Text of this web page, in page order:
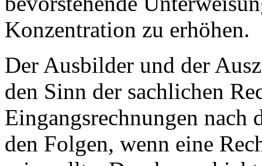
Konzentration zu erhöhen.
Der Ausbilder und der
den Sinn der sachlichen
Eingangsrechnungen nach
den Folgen, wenn eine